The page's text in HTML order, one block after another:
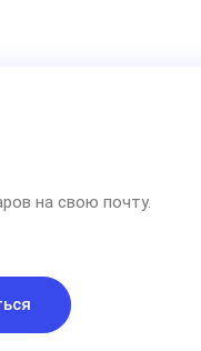
на свою почту.